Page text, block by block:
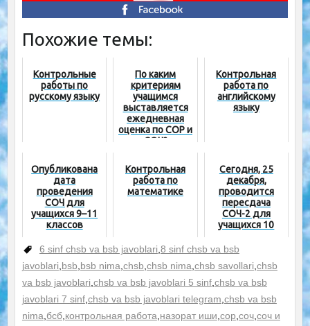
Похожие темы:
Контрольные
работы по
русскому языку
По каким
критериям
учащимся
выставляется
ежедневная
оценка по СОР и
СОЧ?
Контрольная
работа по
английскому
языку
Опубликована
дата
проведения
СОЧ для
учащихся 9–11
классов
Контрольная
работа по
математике
Сегодня, 25
декабря,
проводится
пересдача
СОЧ-2 для
учащихся 10
6 sinf chsb va bsb javoblari,8 sinf chsb va bsb
javoblari,bsb,bsb nima,chsb,chsb nima,chsb savollari,chsb
va bsb javoblari,chsb va bsb javoblari 5 sinf,chsb va bsb
javoblari 7 sinf,chsb va bsb javoblari telegram,chsb va bsb
nima,бсб,контрольная работа,назорат иши,сор,соч,соч и